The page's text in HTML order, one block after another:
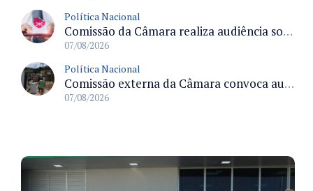
Política Nacional
Comissão da Câmara realiza audiência sobre apostas online para medir o tamanho do mercado ilegal
07/08/2026
Política Nacional
Comissão externa da Câmara convoca audiência pública sobre chuvas na Zona da Mata de Minas Gerais e impactos em Juiz de Fora
07/08/2026